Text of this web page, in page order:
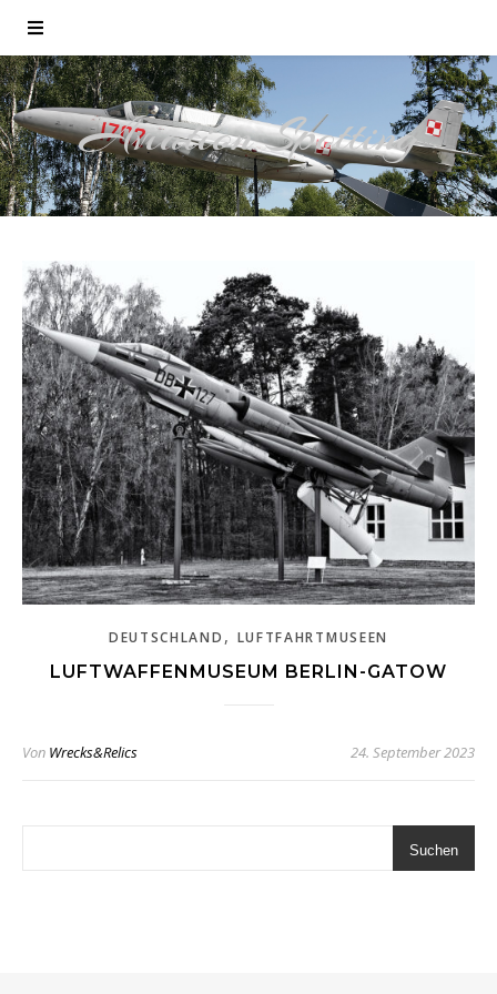
Aviation Spotting
DEUTSCHLAND , LUFTFAHRTMUSEEN
LUFTWAFFENMUSEUM BERLIN-GATOW
Von Wrecks&Relics 24. September 2023
Suchen